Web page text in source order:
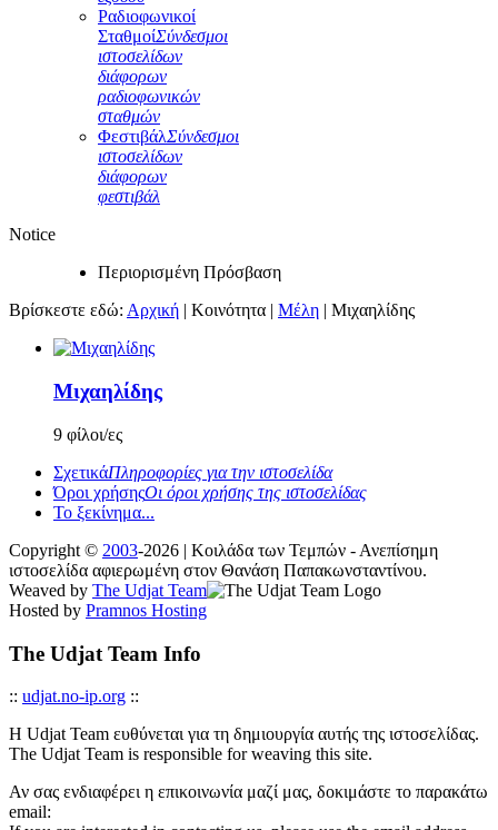
Ραδιοφωνικοί
ΣταθμοίΣύνδεσμοι
ιστοσελίδων
διάφορων
ραδιοφωνικών
σταθμών
ΦεστιβάλΣύνδεσμοι
ιστοσελίδων
διάφορων
φεστιβάλ
Notice
Περιορισμένη Πρόσβαση
Βρίσκεστε εδώ: Αρχική | Κοινότητα | Μέλη | Μιχαηλίδης
Μιχαηλίδης
9 φίλοι/ες
ΣχετικάΠληροφορίες για την ιστοσελίδα
Όροι χρήσηςΟι όροι χρήσης της ιστοσελίδας
Το ξεκίνημα...
Copyright © 2003-2026 | Κοιλάδα των Τεμπών - Ανεπίσημη
ιστοσελίδα αφιερωμένη στον Θανάση Παπακωνσταντίνου.
Weaved by The Udjat Team
Hosted by Pramnos Hosting
The Udjat Team Info
:: udjat.no-ip.org ::
Η Udjat Team ευθύνεται για τη δημιουργία αυτής της ιστοσελίδας.
The Udjat Team is responsible for weaving this site.
Αν σας ενδιαφέρει η επικοινωνία μαζί μας, δοκιμάστε το παρακάτω
email: